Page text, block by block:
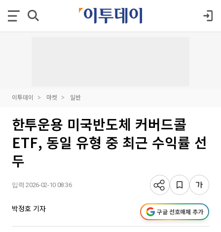
이투데이 마켓 일반
한투운용 미국반도체 커버드콜
ETF, 동일 유형 중 최근 수익률 선
두
입력 2026-02-10 08:36
박정호 기자 구글 선호매체 추가